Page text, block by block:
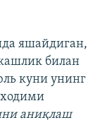
яшайдиган,
билан
куни унинг
аниқлаш